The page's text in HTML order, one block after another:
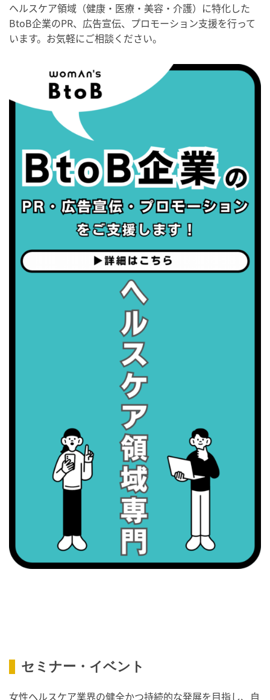
・健康増進普及月間
・歯ヂカラ探究月間
・秋の睡眠の日
2026/09/04(金)
・がん征圧月間
・世界アルツハイマー月間
・健康増進普及月間
・歯ヂカラ探究月間
・職場の健康診断実施強化月間
・世界性の健康デー
・世界アルツハイマー月間
・健康増進普及月間
・職場の健康診断実施強化月間
・職場の健康診断実施強化月間
2026/09/07(月)
・がん征圧月間
・世界アルツハイマー月間
・健康増進普及月間
・職場の健康診断実施強化月間
2026/09/08(火)
・がん征圧月間
・よくばり脱毛の日
2026/09/09(水)
ヘルスケア領域（健康・医療・美容・介護）に特化した
BtoB企業のPR、広告宣伝、プロモーション支援を行って
います。お気軽にご相談ください。
セミナー・イベント
女性ヘルスケア業界の健全かつ持続的な発展を目指し、自